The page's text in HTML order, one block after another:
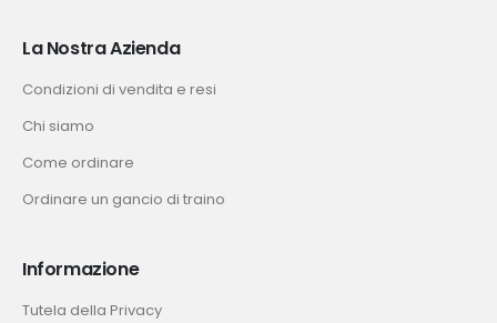
La Nostra Azienda
Condizioni di vendita e resi
Chi siamo
Come ordinare
Ordinare un gancio di traino
Informazione
Tutela della Privacy